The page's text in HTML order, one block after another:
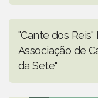
"Cante dos
Associação de
da Sete"